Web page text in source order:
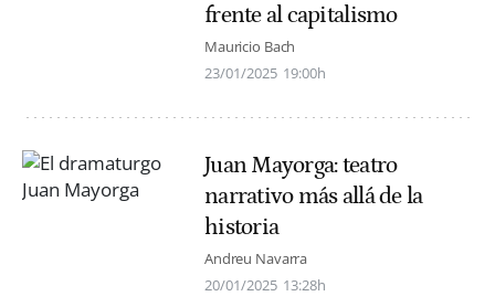
frente al capitalismo
Mauricio Bach
23/01/2025 19:00h
Juan Mayorga: teatro
narrativo más allá de la
historia
Andreu Navarra
20/01/2025 13:28h